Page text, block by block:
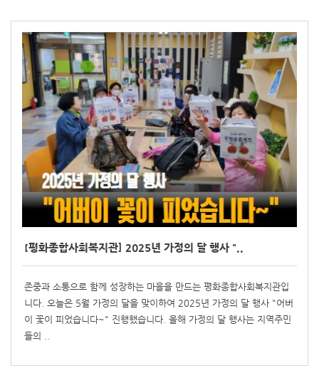
[평화종합사회복지관] 2025년 가정의 달 행사 "..
존중과 소통으로 함께 성장하는 마을을 만드는 평화종합사회복지관입
니다. 오늘은 5월 가정의 달을 맞이하여 2025년 가정의 달 행사 "어버
이 꽃이 피었습니다~" 진행했습니다. 올해 가정의 달 행사는 지역주민
들의 ..